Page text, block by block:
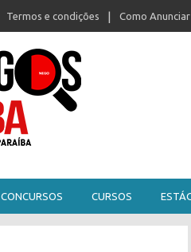
Termos e condições Como
CONCURSOS CURSOS